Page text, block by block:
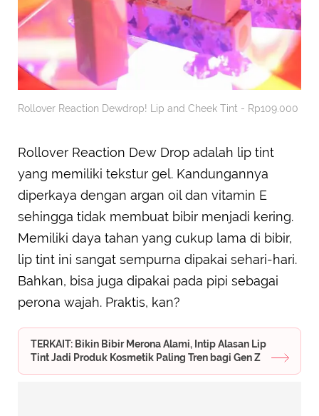
Rollover Reaction Dewdrop! Lip and Cheek Tint - Rp109.000
Rollover Reaction Dew Drop adalah lip tint
yang memiliki tekstur gel. Kandungannya
diperkaya dengan argan oil dan vitamin E
sehingga tidak membuat bibir menjadi kering.
Memiliki daya tahan yang cukup lama di bibir,
lip tint ini sangat sempurna dipakai sehari-hari.
Bahkan, bisa juga dipakai pada pipi sebagai
perona wajah. Praktis, kan?
TERKAIT: Bikin Bibir Merona Alami, Intip Alasan Lip
Tint Jadi Produk Kosmetik Paling Tren bagi Gen Z